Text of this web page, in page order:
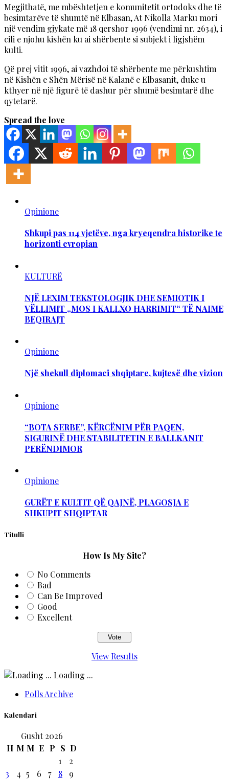
Megjithatë, me mbështetjen e komunitetit ortodoks dhe të
besimtarëve të shumtë në Elbasan, At Nikolla Marku mori
një vendim gjykate më 18 qershor 1996 (vendimi nr. 2634), i
cili e njohu kishën ku ai shërbente si subjekt i ligjshëm
kulti.
Që prej vitit 1996, ai vazhdoi të shërbente me përkushtim
në Kishën e Shën Mërisë në Kalanë e Elbasanit, duke u
kthyer në një figurë të dashur për shumë besimtarë dhe
qytetarë.
Spread the love
Opinione
Shkupi pas 114 vjetëve, nga kryeqendra historike te
horizonti evropian
KULTURË
NJË LEXIM TEKSTOLOGJIK DHE SEMIOTIK I
VËLLIMIT „MOS I KALLXO HARRIMIT“ TË NAIME
BEQIRAJT
Opinione
Një shekull diplomaci shqiptare, kujtesë dhe vizion
Opinione
“BOTA SERBE”, KËRCËNIM PËR PAQEN,
SIGURINË DHE STABILITETIN E BALLKANIT
PERËNDIMOR
Opinione
GURËT E KULTIT QË QAJNË, PLAGOSJA E
SHKUPIT SHQIPTAR
Titulli
How Is My Site?
No Comments
Bad
Can Be Improved
Good
Excellent
View Results
Loading ...
Polls Archive
Kalendari
Gusht 2026
H M M E P S D
1
2
3
4 5 6 7 8 9